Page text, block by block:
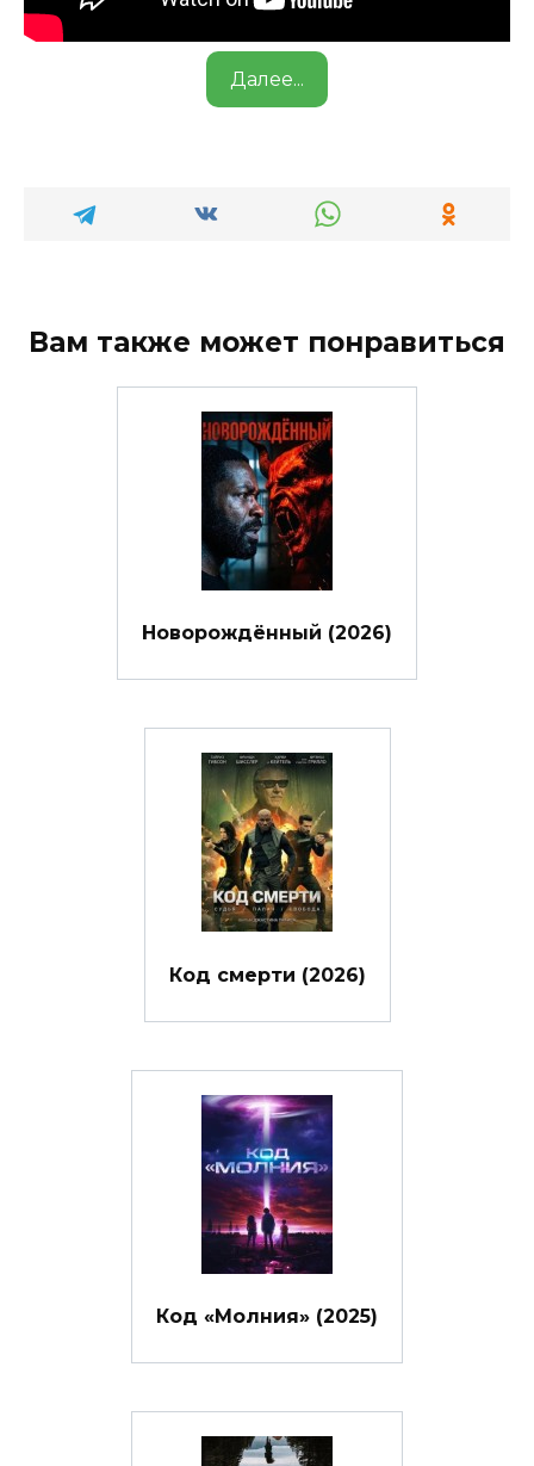
Далее...
Вам также может понравиться
Новорождённый (2026)
Код смерти (2026)
Код «Молния» (2025)